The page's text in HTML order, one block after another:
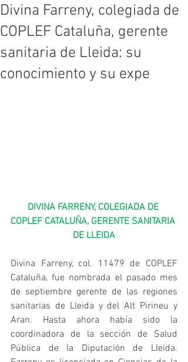
Divina Farreny, colegiada de
COPLEF Cataluña, gerente
sanitaria de Lleida: su
conocimiento y su expe
DIVINA FARRENY, COLEGIADA DE
COPLEF CATALUÑA, GERENTE SANITARIA
DE LLEIDA
Divina Farreny, col. 11479 de COPLEF
Cataluña, fue nombrada el pasado mes
de septiembre gerente de las regiones
sanitarias de Lleida y del Alt Pirineu y
Aran. Hasta ahora había sido la
coordinadora de la sección de Salud
Pública de la Diputación de Lleida.